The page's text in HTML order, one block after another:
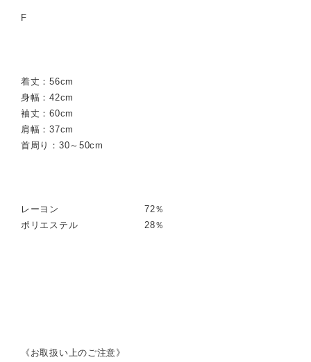
F
着丈：56cm
身幅：42cm
袖丈：60cm
肩幅：37cm
首周り：30～50cm
レーヨン 72％
ポリエステル 28％
《お取扱い上のご注意》